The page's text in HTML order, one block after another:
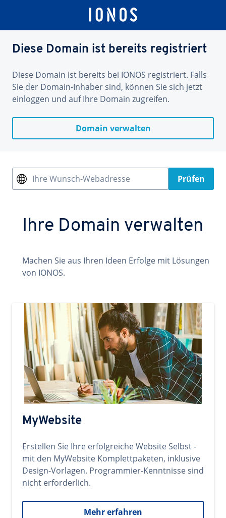
Diese Domain ist bereits registriert
Diese Domain ist bereits bei IONOS registriert. Falls
Sie der Domain-Inhaber sind, können Sie sich jetzt
einloggen und auf Ihre Domain zugreifen.
Domain verwalten
Ihre Wunsch-Webadresse Prüfen
Ihre Domain verwalten
Machen Sie aus Ihren Ideen Erfolge mit Lösungen
von IONOS.
MyWebsite
Erstellen Sie Ihre erfolgreiche Website Selbst -
mit den MyWebsite Komplettpaketen, inklusive
Design-Vorlagen. Programmier-Kenntnisse sind
nicht erforderlich.
Mehr erfahren